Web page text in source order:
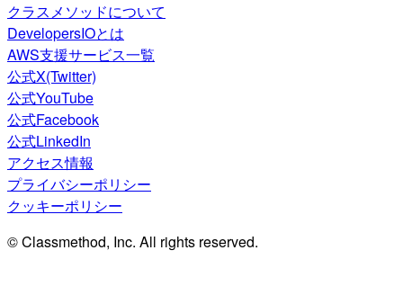
クラスメソッドについて
DevelopersIOとは
AWS支援サービス一覧
公式X(Twitter)
公式YouTube
公式Facebook
公式LinkedIn
アクセス情報
プライバシーポリシー
クッキーポリシー
© Classmethod, Inc. All rights reserved.